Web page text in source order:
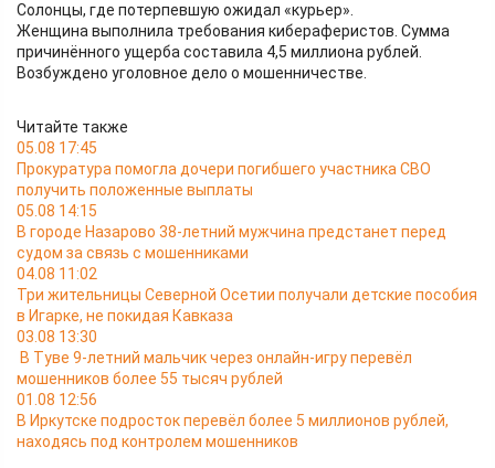
Солонцы, где потерпевшую ожидал «курьер».
Женщина выполнила требования кибераферистов. Сумма
причинённого ущерба составила 4,5 миллиона рублей.
Возбуждено уголовное дело о мошенничестве.
Читайте также
05.08 17:45
Прокуратура помогла дочери погибшего участника СВО
получить положенные выплаты
05.08 14:15
В городе Назарово 38-летний мужчина предстанет перед
судом за связь с мошенниками
04.08 11:02
Три жительницы Северной Осетии получали детские пособия
в Игарке, не покидая Кавказа
03.08 13:30
В Туве 9-летний мальчик через онлайн-игру перевёл
мошенников более 55 тысяч рублей
01.08 12:56
В Иркутске подросток перевёл более 5 миллионов рублей,
находясь под контролем мошенников